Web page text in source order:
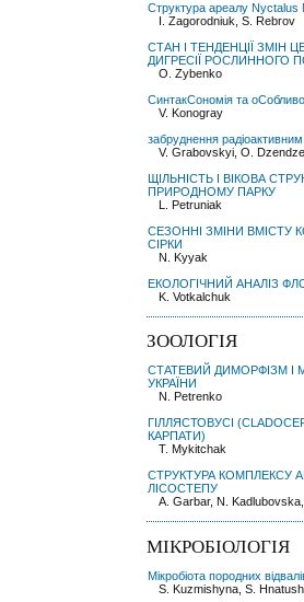
Структура ареалу Nyctalus
I. Zagorodniuk, S. Rebrov
СТАН І ТЕНДЕНЦІЇ ЗМІН
ДИГРЕСІЇ РОСЛИННОГО
O. Zybenko
СинтакСономія та
V. Konogray
забруднення
V. Grabovskyi, O.
ЩІЛЬНІСТЬ І ВІКОВА
ПРИРОДНОМУ ПАРКУ
L. Petruniak
СЕЗОННІ ЗМІНИ ВМІСТУ
СІРКИ
N. Kyyak
ЕКОЛОГІЧНИЙ АНАЛІЗ
K. Votkalchuk
ЗООЛОГІЯ
СТАТЕВИЙ ДИМОРФІЗМ І
УКРАЇНИ
N. Petrenko
ГІЛЛЯСТОВУСІ
КАРПАТИ)
Т. Mykitchak
СТРУКТУРА КОМПЛЕКСУ
ЛІСОСТЕПУ
A. Garbar, N.
МІКРОБІОЛОГІЯ
Мікробіота породних
S. Kuzmishyna, S.